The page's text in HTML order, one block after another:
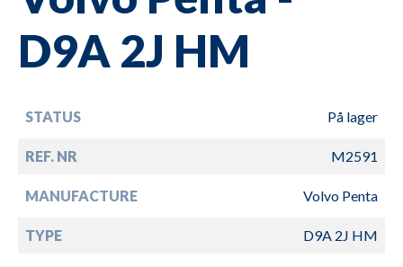
D9A 2J HM
STATUS På lager
REF. NR M2591
MANUFACTURE Volvo Penta
TYPE D9A 2J HM